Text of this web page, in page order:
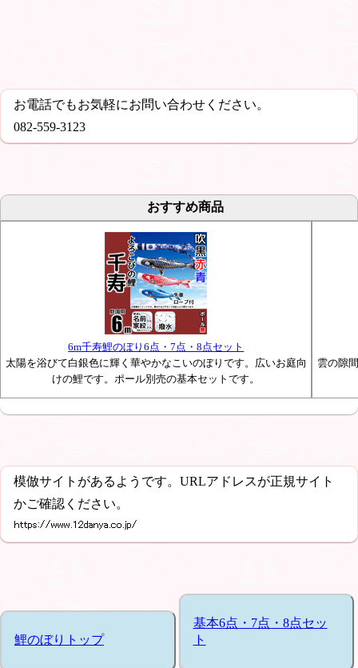
お電話でもお気軽にお問い合わせください。
082-559-3123
おすすめ商品
6m千寿鯉のぼり6点・7点・8点セット
太陽を浴びて白銀色に輝く華やかなこいのぼりです。広いお庭向
けの鯉です。ポール別売の基本セットです。
雲の隙
模倣サイトがあるようです。URLアドレスが正規サイト
かご確認ください。
鯉のぼりトップ
基本6点・7点・8点セッ
ト